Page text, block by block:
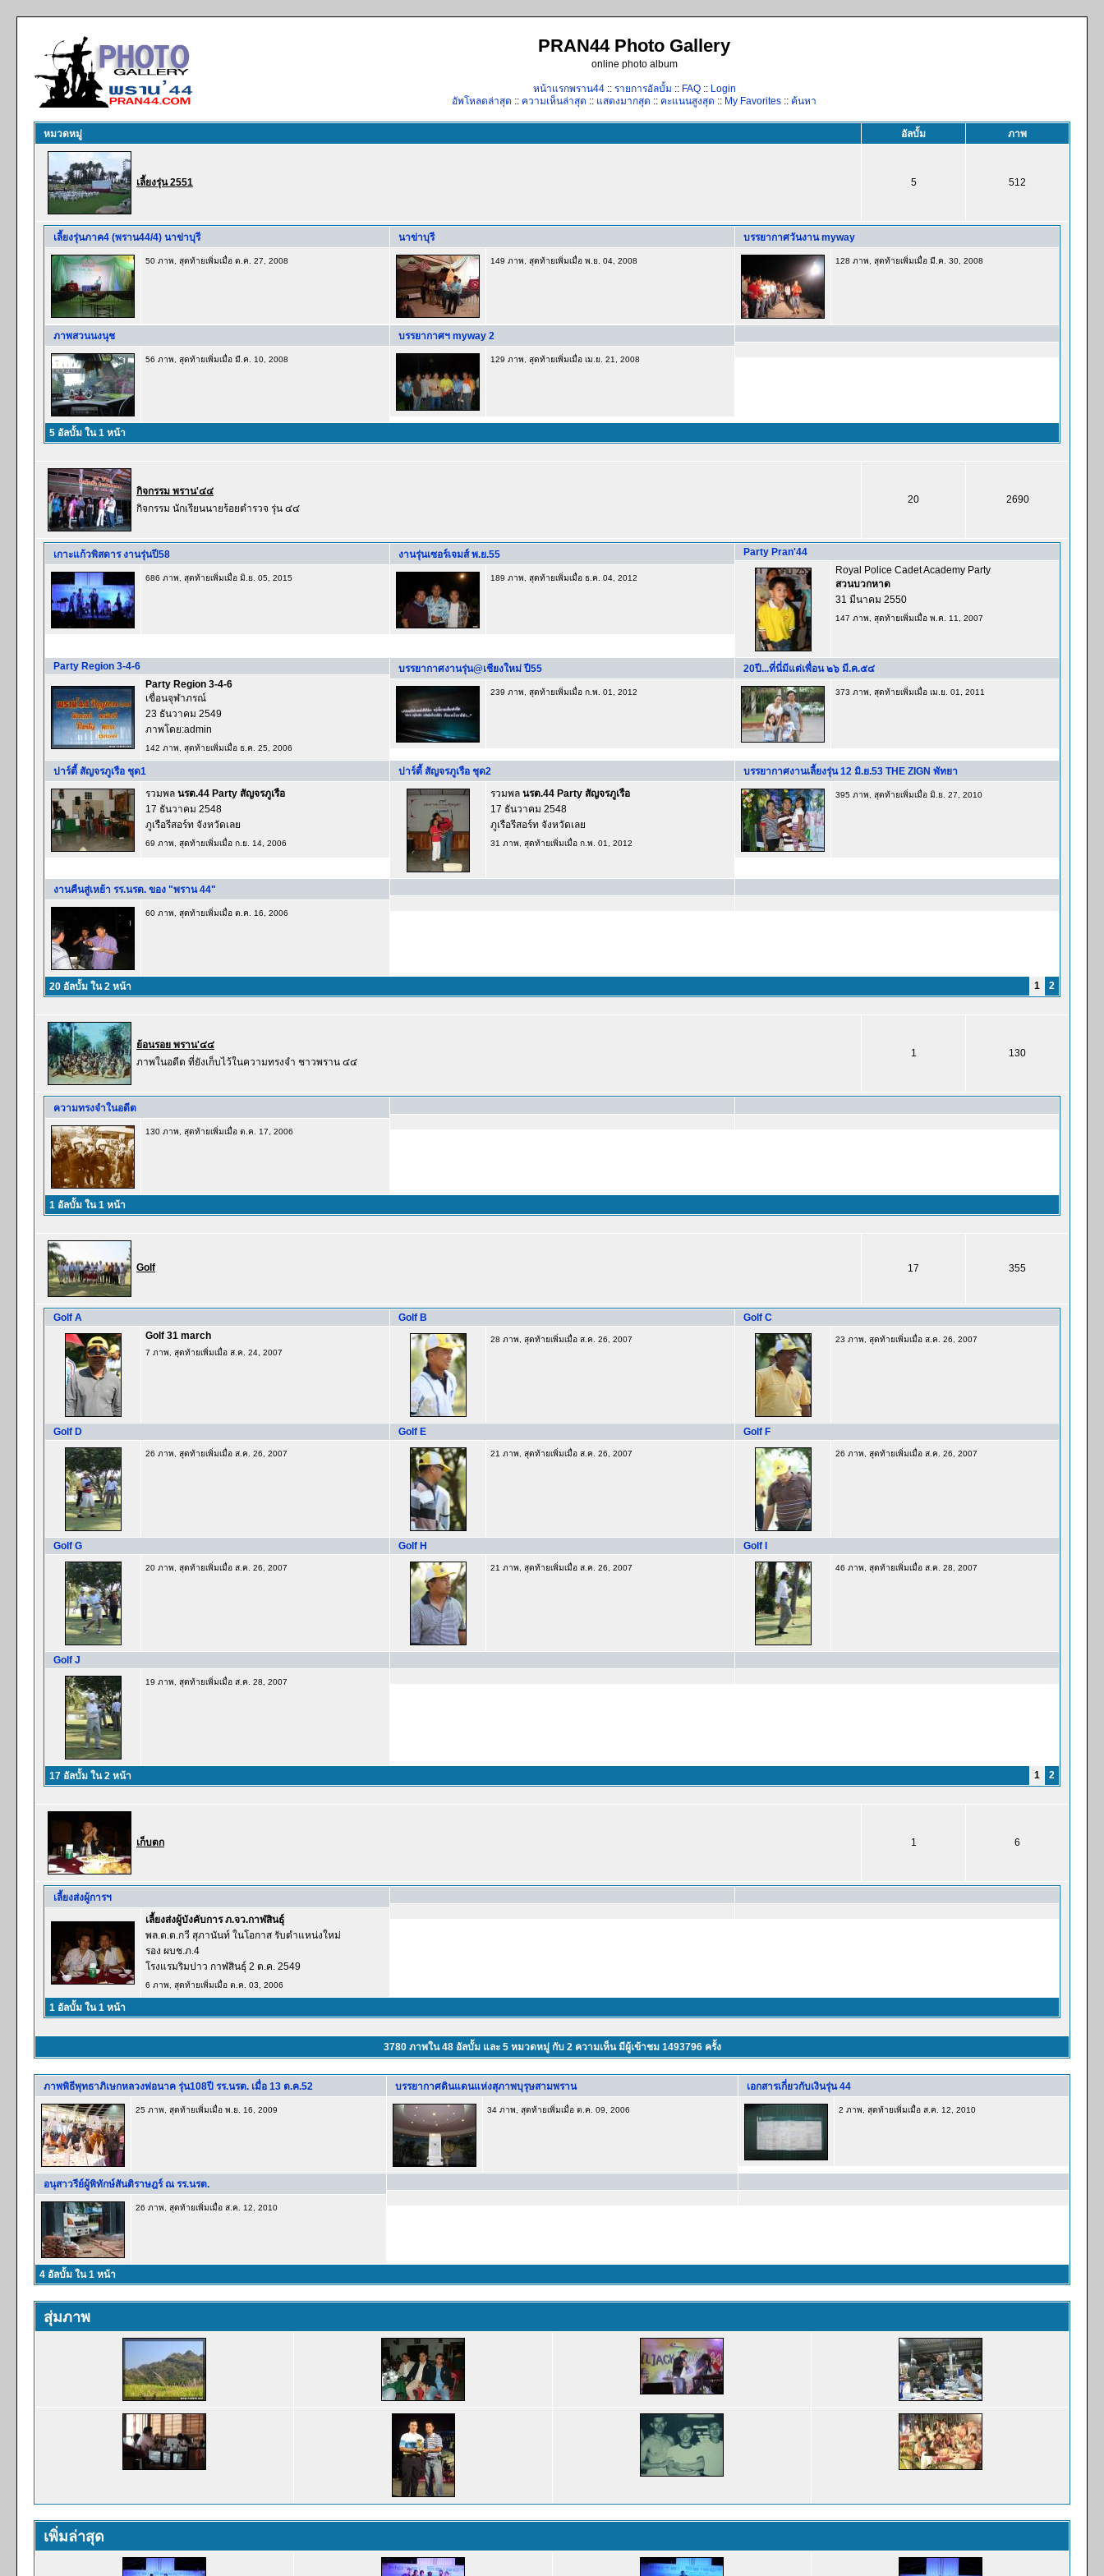
PRAN44 Photo Gallery
online photo album
หน้าแรกพราน44:: รายการอัลบั้ม :: FAQ:: Login
อัพโหลดล่าสุด :: ความเห็นล่าสุด :: แสดงมากสุด :: คะแนนสูงสุด :: My Favorites :: ค้นหา
หมวดหมู่ อัลบั้ม ภาพ
เลี้ยงรุ่น 2551 5 512
เลี้ยงรุ่นภาค4 (พราน44/4) นาข่าบุรี
50 ภาพ, สุดท้ายเพิ่มเมื่อ ต.ค. 27, 2008
นาข่าบุรี
149 ภาพ, สุดท้ายเพิ่มเมื่อ พ.ย. 04, 2008
บรรยากาศวันงาน myway
128 ภาพ, สุดท้ายเพิ่มเมื่อ มี.ค. 30, 2008
ภาพสวนนงนุช
56 ภาพ, สุดท้ายเพิ่มเมื่อ มี.ค. 10, 2008
บรรยากาศฯ myway 2
129 ภาพ, สุดท้ายเพิ่มเมื่อ เม.ย. 21, 2008
5 อัลบั้ม ใน 1 หน้า
กิจกรรม พราน'๔๔
กิจกรรม นักเรียนนายร้อยตำรวจ รุ่น ๔๔
20 2690
เกาะแก้วพิสดาร งานรุ่นปี58
686 ภาพ, สุดท้ายเพิ่มเมื่อ มิ.ย. 05, 2015
งานรุ่นเซอร์เจมส์ พ.ย.55
189 ภาพ, สุดท้ายเพิ่มเมื่อ ธ.ค. 04, 2012
Party Pran'44
Royal Police Cadet Academy Party
สวนบวกหาด
31 มีนาคม 2550
147 ภาพ, สุดท้ายเพิ่มเมื่อ พ.ค. 11, 2007
Party Region 3-4-6
Party Region 3-4-6
เขื่อนจุฬาภรณ์
23 ธันวาคม 2549
ภาพโดย:admin
142 ภาพ, สุดท้ายเพิ่มเมื่อ ธ.ค. 25, 2006
บรรยากาศงานรุ่น@เชียงใหม่ ปี55
239 ภาพ, สุดท้ายเพิ่มเมื่อ ก.พ. 01, 2012
20ปี...ที่นี่มีแต่เพื่อน ๒๖ มี.ค.๕๔
373 ภาพ, สุดท้ายเพิ่มเมื่อ เม.ย. 01, 2011
ปาร์ตี้ สัญจรภูเรือ ชุด1
รวมพล นรต.44 Party สัญจรภูเรือ
17 ธันวาคม 2548
ภูเรือรีสอร์ท จังหวัดเลย
69 ภาพ, สุดท้ายเพิ่มเมื่อ ก.ย. 14, 2006
ปาร์ตี้ สัญจรภูเรือ ชุด2
รวมพล นรต.44 Party สัญจรภูเรือ
17 ธันวาคม 2548
ภูเรือรีสอร์ท จังหวัดเลย
31 ภาพ, สุดท้ายเพิ่มเมื่อ ก.พ. 01, 2012
บรรยากาศงานเลี้ยงรุ่น 12 มิ.ย.53 THE ZIGN พัทยา
395 ภาพ, สุดท้ายเพิ่มเมื่อ มิ.ย. 27, 2010
งานคืนสู่เหย้า รร.นรต. ของ "พราน 44"
60 ภาพ, สุดท้ายเพิ่มเมื่อ ต.ค. 16, 2006
20 อัลบั้ม ใน 2 หน้า 1 2
ย้อนรอย พราน'๔๔
ภาพในอดีต ที่ยังเก็บไว้ในความทรงจำ ชาวพราน ๔๔
1 130
ความทรงจำในอดีต
130 ภาพ, สุดท้ายเพิ่มเมื่อ ต.ค. 17, 2006
1 อัลบั้ม ใน 1 หน้า
Golf 17 355
Golf A
Golf 31 march
7 ภาพ, สุดท้ายเพิ่มเมื่อ ส.ค. 24, 2007
Golf B
28 ภาพ, สุดท้ายเพิ่มเมื่อ ส.ค. 26, 2007
Golf C
23 ภาพ, สุดท้ายเพิ่มเมื่อ ส.ค. 26, 2007
Golf D
26 ภาพ, สุดท้ายเพิ่มเมื่อ ส.ค. 26, 2007
Golf E
21 ภาพ, สุดท้ายเพิ่มเมื่อ ส.ค. 26, 2007
Golf F
26 ภาพ, สุดท้ายเพิ่มเมื่อ ส.ค. 26, 2007
Golf G
20 ภาพ, สุดท้ายเพิ่มเมื่อ ส.ค. 26, 2007
Golf H
21 ภาพ, สุดท้ายเพิ่มเมื่อ ส.ค. 26, 2007
Golf I
46 ภาพ, สุดท้ายเพิ่มเมื่อ ส.ค. 28, 2007
Golf J
19 ภาพ, สุดท้ายเพิ่มเมื่อ ส.ค. 28, 2007
17 อัลบั้ม ใน 2 หน้า 1 2
เก็บตก 1 6
เลี้ยงส่งผู้การฯ
เลี้ยงส่งผู้บังคับการ ภ.จว.กาฬสินธุ์
พล.ต.ต.กวี สุภานันท์ ในโอกาส รับตำแหน่งใหม่
รอง ผบช.ภ.4
โรงแรมริมปาว กาฬสินธุ์ 2 ต.ค. 2549
6 ภาพ, สุดท้ายเพิ่มเมื่อ ต.ค. 03, 2006
1 อัลบั้ม ใน 1 หน้า
3780ภาพใน48อัลบั้ม และ 5หมวดหมู่ กับ 2ความเห็น มีผู้เข้าชม 1493796ครั้ง
ภาพพิธีพุทธาภิเษกหลวงพ่อนาค รุ่น108ปี รร.นรต. เมื่อ 13 ต.ค.52
25 ภาพ, สุดท้ายเพิ่มเมื่อ พ.ย. 16, 2009
บรรยากาศดินแดนแห่งสุภาพบุรุษสามพราน
34 ภาพ, สุดท้ายเพิ่มเมื่อ ต.ค. 09, 2006
เอกสารเกี่ยวกับเงินรุ่น 44
2 ภาพ, สุดท้ายเพิ่มเมื่อ ส.ค. 12, 2010
อนุสาวรีย์ผู้พิทักษ์สันติราษฎร์ ณ รร.นรต.
26 ภาพ, สุดท้ายเพิ่มเมื่อ ส.ค. 12, 2010
4 อัลบั้ม ใน 1 หน้า
สุ่มภาพ
เพิ่มล่าสุด